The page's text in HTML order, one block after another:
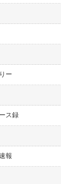
ー
ス録
報